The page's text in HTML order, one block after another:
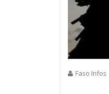
Faso Infos